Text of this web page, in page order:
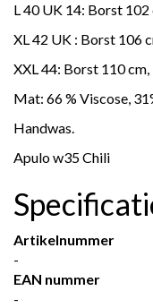
L 40 UK 14: Borst 102
XL 42 UK : Borst 106
XXL 44: Borst 110 cm,
Mat: 66 % Viscose,
Handwas.
Apulo w35 Chili
Artikelnummer
-
EAN nummer
-